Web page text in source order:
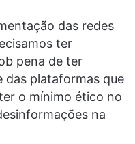
das redes
ter
pena de ter
das plataformas que
o mínimo ético no
na